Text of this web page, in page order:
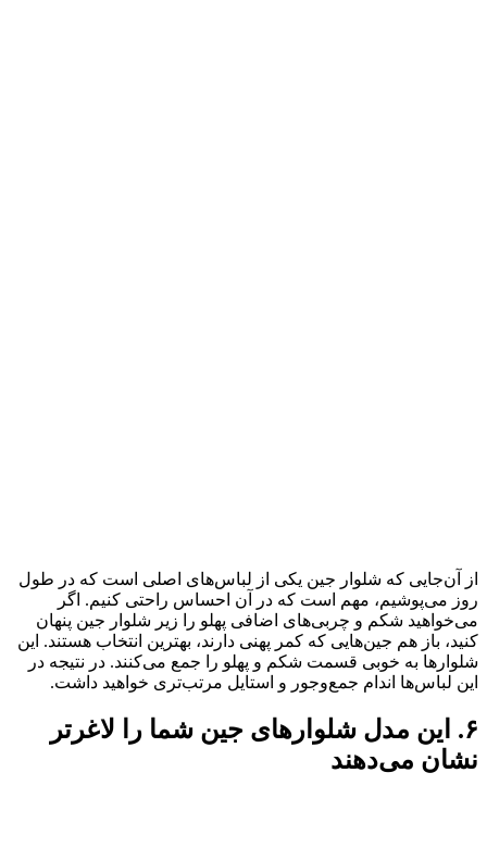
از آن‌جایی که شلوار جین یکی از لباس‌های اصلی است که در طول
روز می‌پوشیم، مهم است که در آن احساس راحتی کنیم. اگر
می‌خواهید شکم و چربی‌های اضافی پهلو را زیر شلوار جین پنهان
کنید، باز هم جین‌هایی که کمر پهنی دارند، بهترین انتخاب هستند. این
شلوارها به خوبی قسمت شکم و پهلو را جمع می‌کنند. در نتیجه در
این لباس‌ها اندام جمع‌وجور و استایل مرتب‌تری خواهید داشت.
۶. این مدل شلوارهای جین شما را لاغرتر
نشان می‌دهند